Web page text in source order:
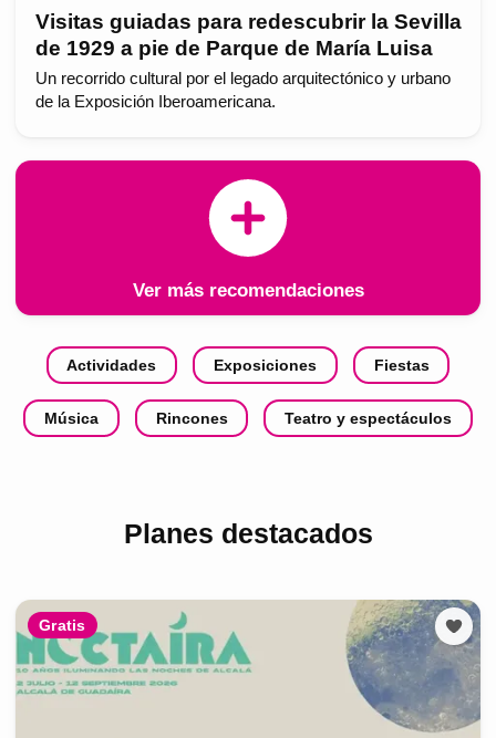
Visitas guiadas para redescubrir la Sevilla
de 1929 a pie de Parque de María Luisa
Un recorrido cultural por el legado arquitectónico y urbano
de la Exposición Iberoamericana.
Ver más recomendaciones
Actividades Exposiciones Fiestas
Música Rincones Teatro y espectáculos
Planes destacados
Gratis